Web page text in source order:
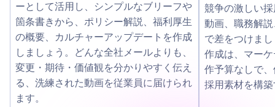
ーとして活用し、シンプルなブリーフや
箇条書きから、ポリシー解説、福利厚生
の概要、カルチャーアップデートを作成
しましょう。どんな全社メールよりも、
変更・期待・価値観を分かりやすく伝え
る、洗練された動画を従業員に届けられ
ます。
競争の激しい
動画、職務解
で差をつけま
作成は、マー
作予算なしで
採用素材を構